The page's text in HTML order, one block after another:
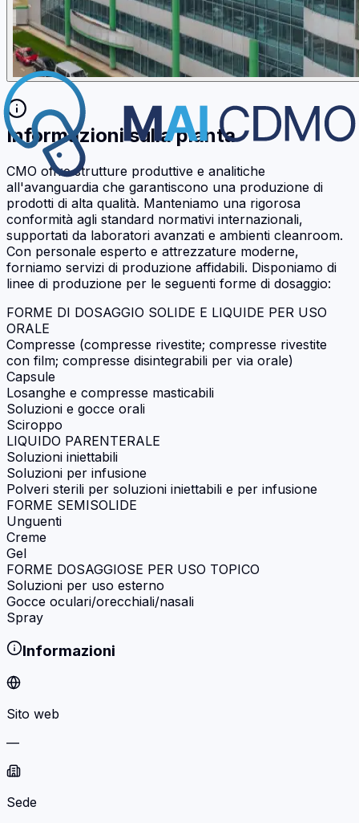
Informazioni sulla pianta
CMO offre strutture produttive e analitiche
all'avanguardia che garantiscono una produzione di
prodotti di alta qualità. Manteniamo una rigorosa
conformità agli standard normativi internazionali,
supportati da laboratori avanzati e ambienti cleanroom.
Con personale esperto e attrezzature moderne,
forniamo servizi di produzione affidabili. Disponiamo di
linee di produzione per le seguenti forme di dosaggio:
FORME DI DOSAGGIO SOLIDE E LIQUIDE PER USO
ORALE
Compresse (compresse rivestite; compresse rivestite
con film; compresse disintegrabili per via orale)
Capsule
Losanghe e compresse masticabili
Soluzioni e gocce orali
Sciroppo
LIQUIDO PARENTERALE
Soluzioni iniettabili
Soluzioni per infusione
Polveri sterili per soluzioni iniettabili e per infusione
FORME SEMISOLIDE
Unguenti
Creme
Gel
FORME DOSAGGIOSE PER USO TOPICO
Soluzioni per uso esterno
Gocce oculari/orecchiali/nasali
Spray
Informazioni
Sito web
—
Sede